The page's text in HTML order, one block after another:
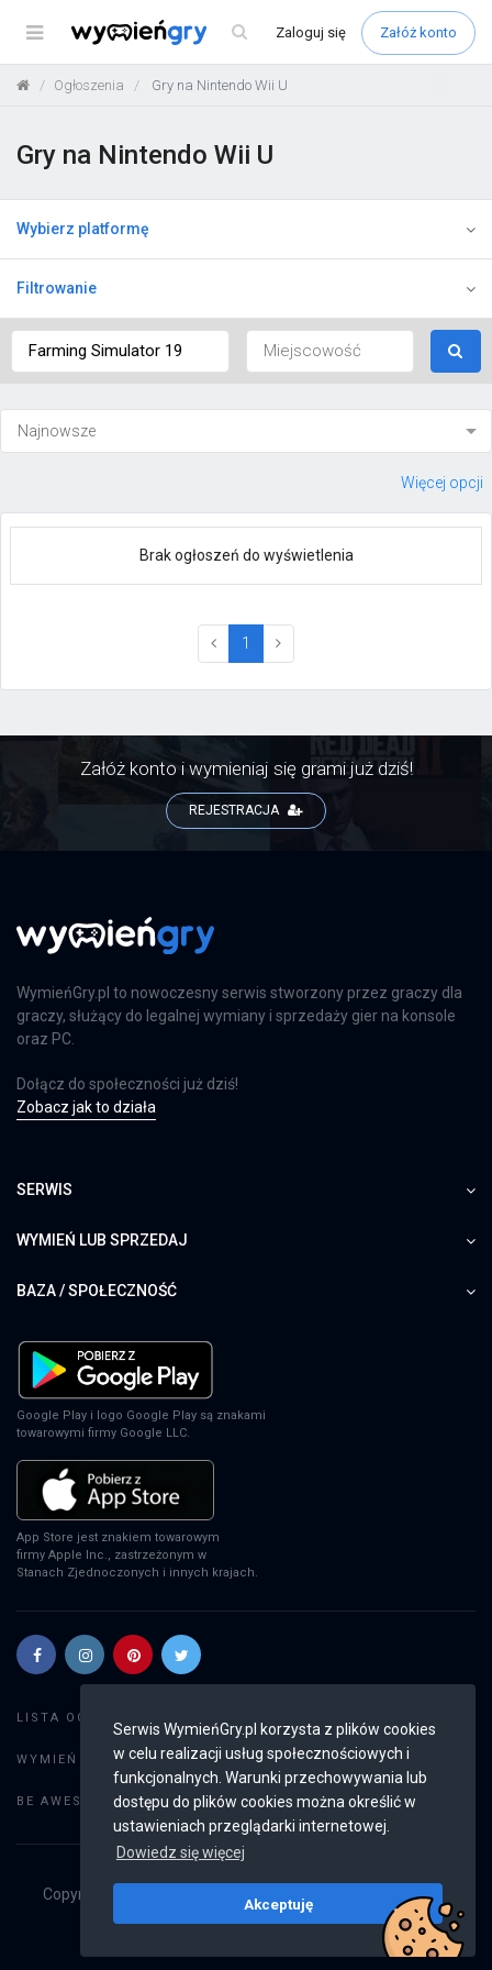
Serwis WymieńGry.pl korzysta z plików cookies
w celu realizacji usług społecznościowych i
funkcjonalnych. Warunki przechowywania lub
dostępu do plików cookies można określić w
ustawieniach przeglądarki internetowej.
Dowiedz się więcej
Akceptuję
Menu Zaloguj się Załóż konto
Ogłoszenia Gry na Nintendo Wii U
Gry na Nintendo Wii U
Wybierz platformę
Filtrowanie
Więcej opcji
Brak ogłoszeń do wyświetlenia
1 (current)
Załóż konto i wymieniaj się grami już dziś!
REJESTRACJA
WymieńGry.pl to nowoczesny serwis stworzony przez graczy dla
graczy, służący do legalnej wymiany i sprzedaży gier na konsole
oraz PC.
Dołącz do społeczności już dziś!
Zobacz jak to działa
SERWIS
WYMIEŃ LUB SPRZEDAJ
BAZA / SPOŁECZNOŚĆ
Google Play i logo Google Play są znakami
towarowymi firmy Google LLC.
App Store jest znakiem towarowym
firmy Apple Inc., zastrzeżonym w
Stanach Zjednoczonych i innych krajach.
LISTA OGŁOSZEŃ:
WYMIEŃ GRY: Dodaj ogłoszenie
BE AWESOME: Weryfikacja konta
Copyright © 2019 - 2026
Wszystkie prawa
v2.8.3